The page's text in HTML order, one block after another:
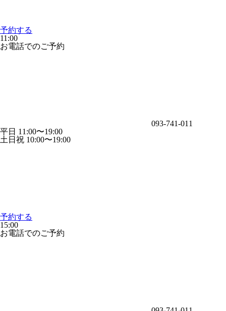
予約する
11:00
お電話でのご予約
093-741-011
平日 11:00〜19:00
土日祝 10:00〜19:00
予約する
15:00
お電話でのご予約